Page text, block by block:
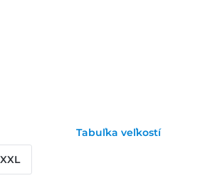
Tabuľka veľkostí
XXL